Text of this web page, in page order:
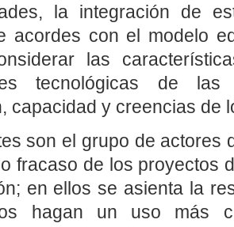
la integración de
acordes con el modelo
las
tecnológicas de
capacidad y creencias de
son el grupo de actores
fracaso de los proyectos
en ellos se asienta la
hagan un uso más